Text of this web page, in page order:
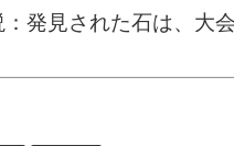
：発見された石は、大